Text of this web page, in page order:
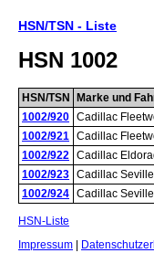
HSN/TSN - Liste
HSN 1002
HSN/TSN Marke und
1002/920 Cadillac
1002/921 Cadillac
1002/922 Cadillac
1002/923 Cadillac
1002/924 Cadillac
HSN-Liste
Impressum